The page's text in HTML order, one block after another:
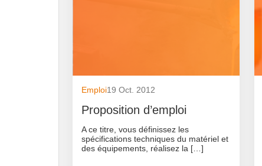
Emploi19 Oct. 2012
Proposition d’emploi
A ce titre, vous définissez les
spécifications techniques du matériel et
des équipements, réalisez la […]